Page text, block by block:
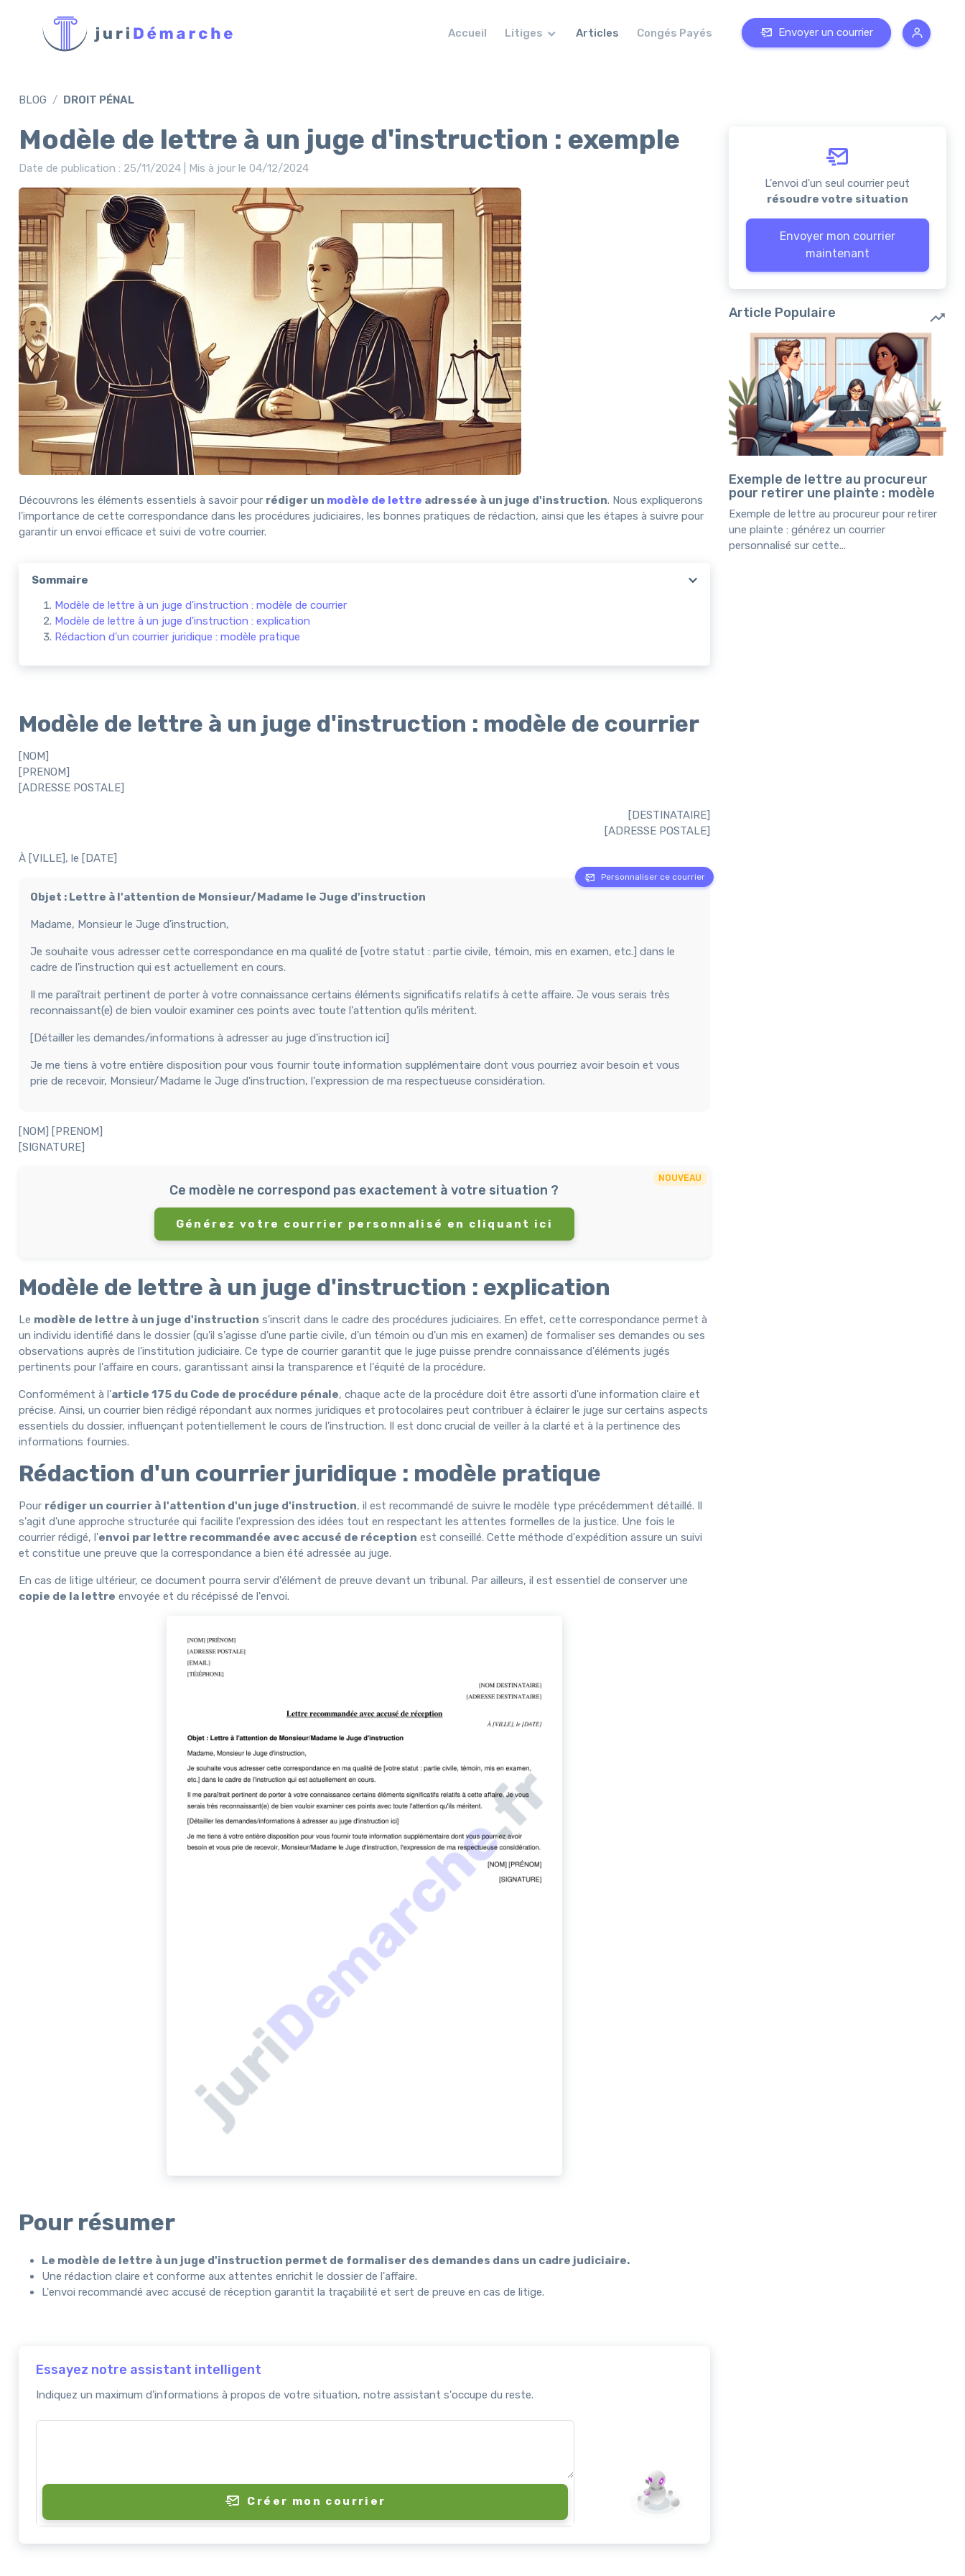
Accueil Litiges Articles Congés Payés Envoyer un courrier
BLOG DROIT PÉNAL
Modèle de lettre à un juge d'instruction : exemple
Date de publication : 25/11/2024 | Mis à jour le 04/12/2024
Découvrons les éléments essentiels à savoir pour rédiger un modèle de lettre adressée à un juge d'instruction. Nous expliquerons
l'importance de cette correspondance dans les procédures judiciaires, les bonnes pratiques de rédaction, ainsi que les étapes à suivre pour
garantir un envoi efficace et suivi de votre courrier.
Sommaire
Modèle de lettre à un juge d'instruction : modèle de courrier
Modèle de lettre à un juge d'instruction : explication
Rédaction d'un courrier juridique : modèle pratique
Modèle de lettre à un juge d'instruction : modèle de courrier
[NOM]
[PRENOM]
[ADRESSE POSTALE]
[DESTINATAIRE]
[ADRESSE POSTALE]
À [VILLE], le [DATE]
Personnaliser ce courrier
Objet : Lettre à l'attention de Monsieur/Madame le Juge d'instruction
Madame, Monsieur le Juge d'instruction,
Je souhaite vous adresser cette correspondance en ma qualité de [votre statut : partie civile, témoin, mis en examen, etc.] dans le
cadre de l'instruction qui est actuellement en cours.
Il me paraîtrait pertinent de porter à votre connaissance certains éléments significatifs relatifs à cette affaire. Je vous serais très
reconnaissant(e) de bien vouloir examiner ces points avec toute l'attention qu'ils méritent.
[Détailler les demandes/informations à adresser au juge d'instruction ici]
Je me tiens à votre entière disposition pour vous fournir toute information supplémentaire dont vous pourriez avoir besoin et vous
prie de recevoir, Monsieur/Madame le Juge d'instruction, l'expression de ma respectueuse considération.
[NOM] [PRENOM]
[SIGNATURE]
NOUVEAU
Ce modèle ne correspond pas exactement à votre situation ?
Générez votre courrier personnalisé en cliquant ici
Modèle de lettre à un juge d'instruction : explication
Le modèle de lettre à un juge d'instruction s'inscrit dans le cadre des procédures judiciaires. En effet, cette correspondance permet à
un individu identifié dans le dossier (qu'il s'agisse d'une partie civile, d'un témoin ou d'un mis en examen) de formaliser ses demandes ou ses
observations auprès de l'institution judiciaire. Ce type de courrier garantit que le juge puisse prendre connaissance d'éléments jugés
pertinents pour l'affaire en cours, garantissant ainsi la transparence et l'équité de la procédure.
Conformément à l'article 175 du Code de procédure pénale, chaque acte de la procédure doit être assorti d'une information claire et
précise. Ainsi, un courrier bien rédigé répondant aux normes juridiques et protocolaires peut contribuer à éclairer le juge sur certains aspects
essentiels du dossier, influençant potentiellement le cours de l'instruction. Il est donc crucial de veiller à la clarté et à la pertinence des
informations fournies.
Rédaction d'un courrier juridique : modèle pratique
Pour rédiger un courrier à l'attention d'un juge d'instruction, il est recommandé de suivre le modèle type précédemment détaillé. Il
s'agit d'une approche structurée qui facilite l'expression des idées tout en respectant les attentes formelles de la justice. Une fois le
courrier rédigé, l'envoi par lettre recommandée avec accusé de réception est conseillé. Cette méthode d'expédition assure un suivi
et constitue une preuve que la correspondance a bien été adressée au juge.
En cas de litige ultérieur, ce document pourra servir d'élément de preuve devant un tribunal. Par ailleurs, il est essentiel de conserver une
copie de la lettre envoyée et du récépissé de l'envoi.
Pour résumer
Le modèle de lettre à un juge d'instruction permet de formaliser des demandes dans un cadre judiciaire.
Une rédaction claire et conforme aux attentes enrichit le dossier de l'affaire.
L'envoi recommandé avec accusé de réception garantit la traçabilité et sert de preuve en cas de litige.
Essayez notre assistant intelligent
Indiquez un maximum d'informations à propos de votre situation, notre assistant s'occupe du reste.
Créer mon courrier
L'envoi d'un seul courrier peut
résoudre votre situation
Envoyer mon courrier
maintenant
Article Populaire
Exemple de lettre au procureur
pour retirer une plainte : modèle
Exemple de lettre au procureur pour retirer
une plainte : générez un courrier
personnalisé sur cette...